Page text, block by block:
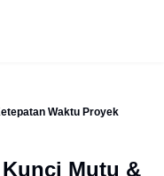
Waktu Proyek
Mutu &